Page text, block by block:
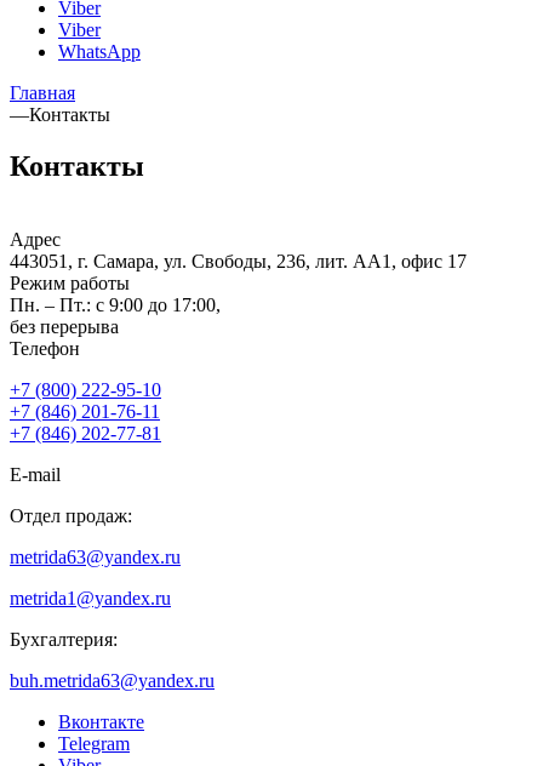
Viber
Viber
WhatsApp
Главная
—Контакты
Контакты
Адрес
443051, г. Самара, ул. Свободы, 236, лит. АА1, офис 17
Режим работы
Пн. – Пт.: с 9:00 до 17:00,
без перерыва
Телефон
+7 (800) 222-95-10
+7 (846) 201-76-11
+7 (846) 202-77-81
E-mail
Отдел продаж:
metrida63@yandex.ru
metrida1@yandex.ru
Бухгалтерия:
buh.metrida63@yandex.ru
Вконтакте
Telegram